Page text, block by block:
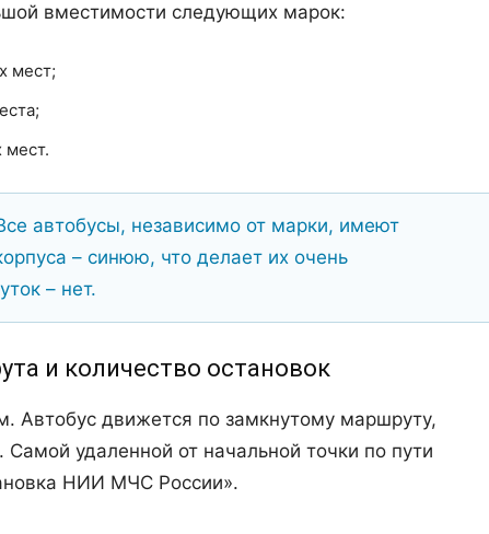
вместимости следующих марок:
мест;
автобусы, независимо от марки, имеют
– синюю, что делает их очень
– нет.
и количество остановок
Автобус движется по замкнутому маршруту,
удаленной от начальной точки по пути
НИИ МЧС России».